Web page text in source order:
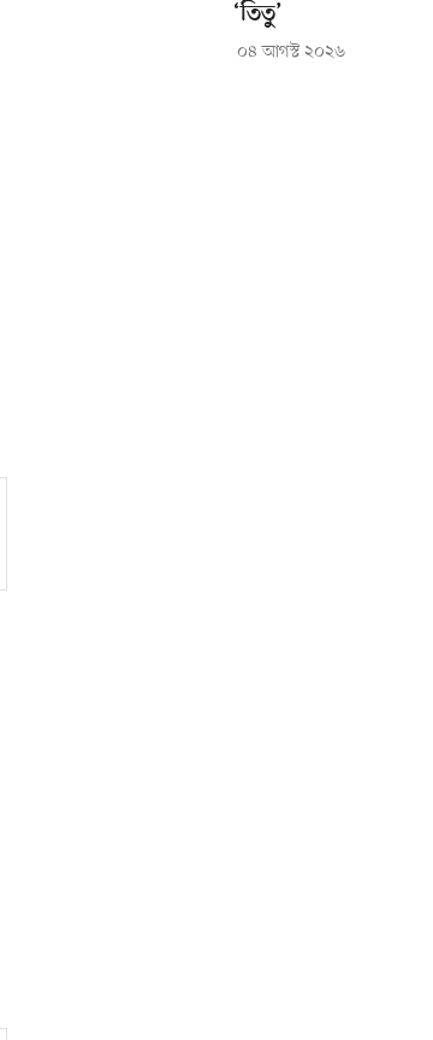
‘তিতু’
০৪ আগস্ট ২০২৬